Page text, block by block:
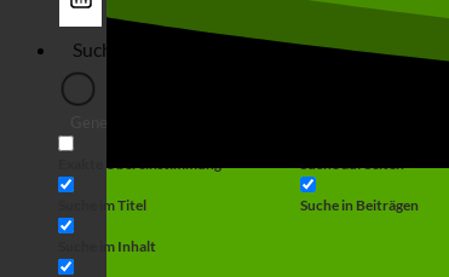
Exakte Übereinstimmung
Suche im Titel
Suche im Inhalt
Suche auf Seiten
Suche in Beiträgen